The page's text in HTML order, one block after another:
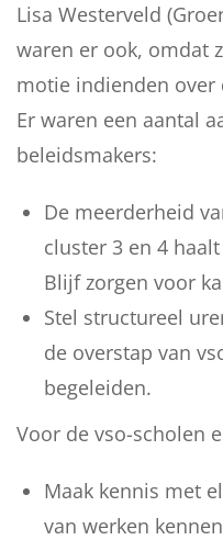
Lisa Westerveld
waren er ook, omdat
motie indienden over
Er waren een aantal
beleidsmakers:
De meerderheid
cluster 3 en 4
Blijf zorgen voor
Stel structureel
de overstap van
begeleiden.
Voor de vso-scholen
Maak kennis met
van werken